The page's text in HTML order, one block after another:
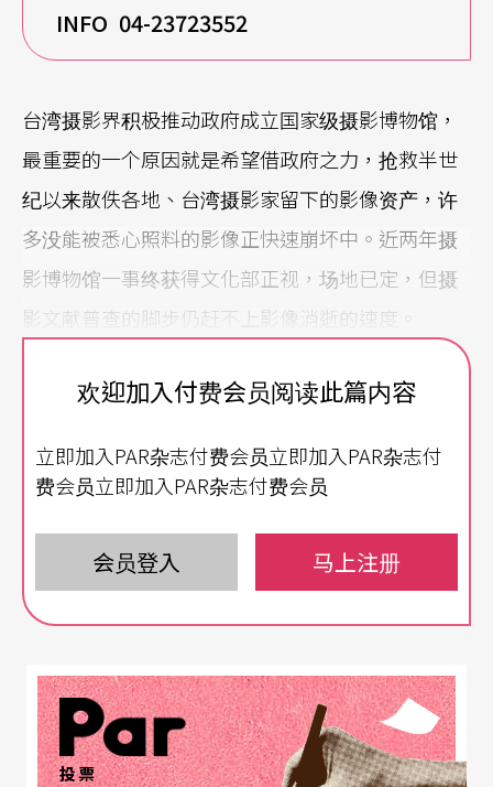
INFO 04-23723552
台湾摄影界积极推动政府成立国家级摄影博物馆，
最重要的一个原因就是希望借政府之力，抢救半世
纪以来散佚各地、台湾摄影家留下的影像资产，许
多没能被悉心照料的影像正快速崩坏中。近两年摄
影博物馆一事终获得文化部正视，场地已定，但摄
影文献普查的脚步仍赶不上影像消逝的速度。
国立台湾美术馆二○一○年举办「凝望的时代：日
以大型展览的规模梳理台湾摄影史。今年再由影像
工作者简永彬策划「看见的时代：影会时期的影像
追寻（1940s～1970s）」，展出一百卅五人、近五
百件摄影作品，包含郎静山、张才、邓南光与李鸣
雕，还有李火增、林寿镒、许苍泽、郑桑溪、吴金
德等人之作。
上述摄影家除了少数外界熟悉的专业摄影，更多是
欢迎加入付费会员阅读此篇内容
立即加入PAR杂志付费会员立即加入PAR杂志付
费会员立即加入PAR杂志付费会员
会员登入 马上注册
投票